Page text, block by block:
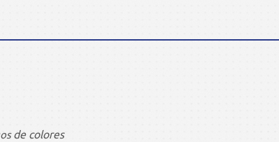
de colores